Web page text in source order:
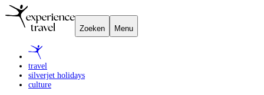
Zoeken Menu
travel
silverjet holidays
culture